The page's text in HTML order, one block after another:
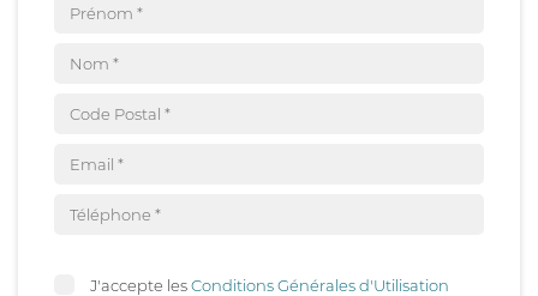
J'accepte lesConditions Générales d'Utilisation